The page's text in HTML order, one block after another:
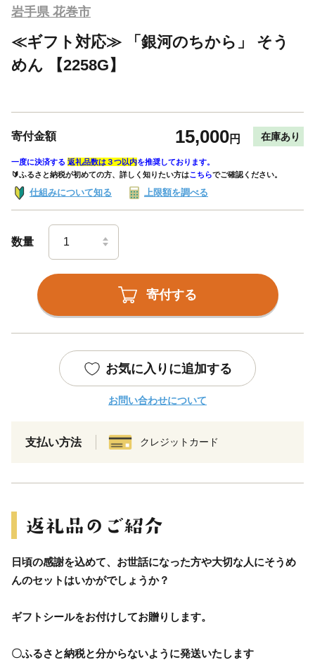
岩手県 花巻市
≪ギフト対応≫ 「銀河のちから」 そう
めん 【2258G】
寄付金額 15,000円 在庫あり
一度に決済する 返礼品数は３つ以内を推奨しております。
🔰ふるさと納税が初めての方、詳しく知りたい方はこちらでご確認ください。
仕組みについて知る 上限額を調べる
数量
寄付する
お気に入りに追加する
お問い合わせについて
支払い方法 クレジットカード
日頃の感謝を込めて、お世話になった方や大切な人にそうめ
んのセットはいかがでしょうか？
ギフトシールをお付けしてお贈りします。
〇ふるさと納税と分からないように発送いたします